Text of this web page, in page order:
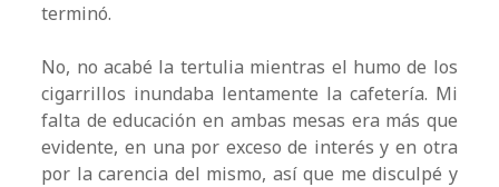
terminó.
No, no acabé la tertulia mientras el humo de los
cigarrillos inundaba lentamente la cafetería. Mi
falta de educación en ambas mesas era más que
evidente, en una por exceso de interés y en otra
por la carencia del mismo, así que me disculpé y